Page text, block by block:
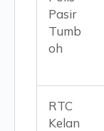
Pasir
Tumb
oh
RTC
Kelan